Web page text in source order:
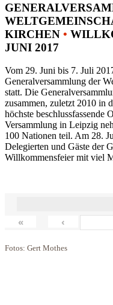
KIRCHEN •
JUNI 2017
Vom 29. Juni bis 7. Juli
Generalversammlung der
statt. Die
zusammen, zuletzt 2010 in
höchste beschlussfassende
Versammlung in Leipzig
100 Nationen teil. Am 28.
Delegierten und Gäste der
Willkommensfeier mit viel
« ‹
Fotos: Gert Mothes